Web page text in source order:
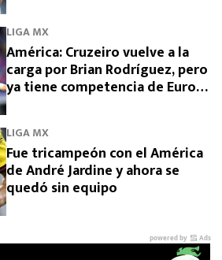
LIGA MX
América: Cruzeiro vuelve a la
carga por Brian Rodríguez, pero
ya tiene competencia de Europa
LIGA MX
Fue tricampeón con el América
de André Jardine y ahora se
quedó sin equipo